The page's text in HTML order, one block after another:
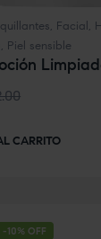
, Facial,
, Piel sensible
CARRITO
-10% OFF